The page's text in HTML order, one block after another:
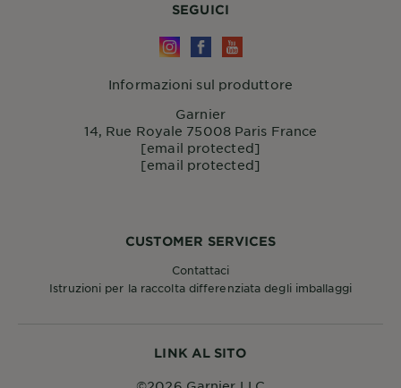
LINK AL SITO
CUSTOMER SERVICES
Contattaci
Istruzioni per la raccolta differenziata degli imballaggi
SEGUICI
Informazioni sul produttore
Garnier
14, Rue Royale 75008 Paris France
[email protected]
[email protected]